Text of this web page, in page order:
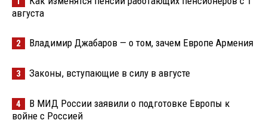
августа
2 Владимир Джабаров — о том, зачем Европе Армения
3 Законы, вступающие в силу в августе
4
В МИД России заявили о подготовке Европы к
войне с Россией